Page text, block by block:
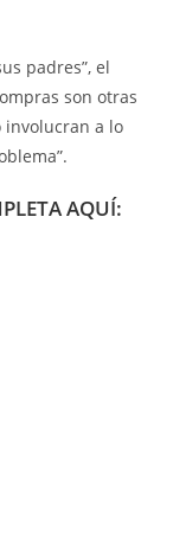
padres”, el
son otras
involucran a lo
AQUÍ: